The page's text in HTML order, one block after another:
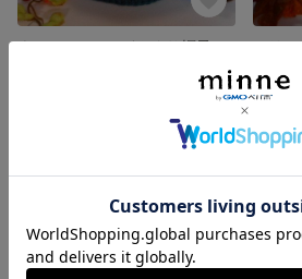
ウール100％ どんぐり帽子 ベビー、子供用 秋冬ニット
SOLD OUT